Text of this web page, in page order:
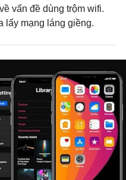
vấn đề dùng trộm wifi.
lấy mạng láng giềng.